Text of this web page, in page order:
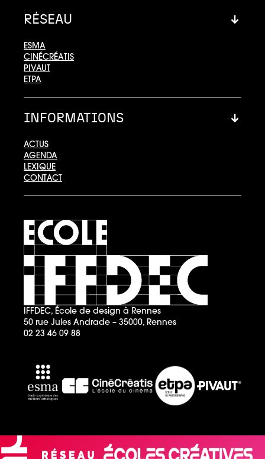
RÉSEAU
ESMA
CINÉCRÉATIS
PIVAUT
ETPA
INFORMATIONS
ACTUS
AGENDA
LEXIQUE
CONTACT
IFFDEC, École de design à Rennes
50 rue Jules Andrade – 35000, Rennes
02 23 46 09 88